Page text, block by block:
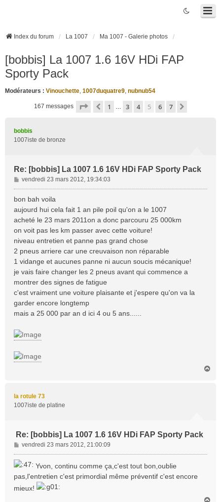
Index du forum La 1007 Ma 1007 - Galerie photos
[bobbis] La 1007 1.6 16V HDi FAP
Sporty Pack
Modérateurs : Vinouchette, 1007duquatre9, nubnub54
167 messages Page sur
Précédente
1 … 3 4 5 6 7
bobbis
1007iste de bronze
Re: [bobbis] La 1007 1.6 16V HDi FAP Sporty Pack
M
e
s
s
a
g
e
vendredi 23 mars 2012, 19:34:03
bon bah voila
aujourd hui cela fait 1 an pile poil qu'on a le 1007
acheté le 23 mars 2011on a donc parcouru 25 000km
on voit pas les km passer avec cette voiture!
niveau entretien et panne pas grand chose
2 pneus arriere car une creuvaison non réparable
1 vidange et aucunes panne ni aucun soucis mécanique!
je vais faire changer les 2 pneus avant qui commence a
montrer des signes de fatigue
c'est vraiment une voiture plaisante et j'espere qu'on va la
garder encore longtemp
mais a 25 000 par an d ici 4 ou 5 ans......
la rotule 73
1007iste de platine
Re: [bobbis] La 1007 1.6 16V HDi FAP Sporty Pack
M
e
s
a
g
vendredi 23 mars 2012, 21:00:09
Yvon, continu comme ça,c'est tout bon,oublie
pas,l'entretien c'est primordial même préventif c'est encore
mieux!